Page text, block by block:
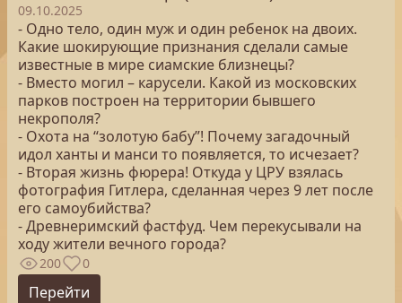
09.10.2025
- Одно тело, один муж и один ребенок на двоих.
Какие шокирующие признания сделали самые
известные в мире сиамские близнецы?
- Вместо могил – карусели. Какой из московских
парков построен на территории бывшего
некрополя?
- Охота на “золотую бабу”! Почему загадочный
идол ханты и манси то появляется, то исчезает?
- Вторая жизнь фюрера! Откуда у ЦРУ взялась
фотография Гитлера, сделанная через 9 лет после
его самоубийства?
- Древнеримский фастфуд. Чем перекусывали на
ходу жители вечного города?
200 0
Перейти